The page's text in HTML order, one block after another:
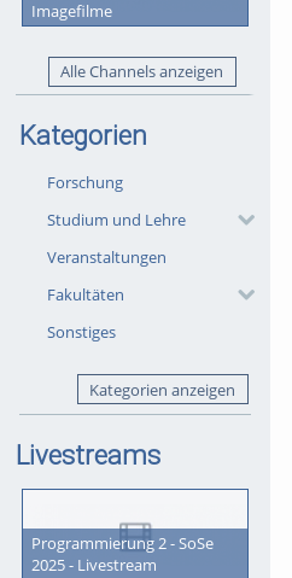
Imagefilme
Alle Channels anzeigen
Kategorien
Forschung
Studium und Lehre
Veranstaltungen
Fakultäten
Sonstiges
Kategorien anzeigen
Livestreams
Programmierung 2 - SoSe
2025 - Livestream